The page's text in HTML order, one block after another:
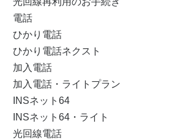
電話
ひかり電話
ひかり電話ネクスト
加入電話
加入電話・ライトプラン
INSネット64
INSネット64・ライト
光回線電話